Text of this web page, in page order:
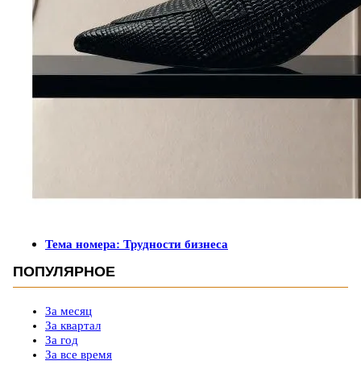
Тема номера: Трудности бизнеса
ПОПУЛЯРНОЕ
За месяц
За квартал
За год
За все время